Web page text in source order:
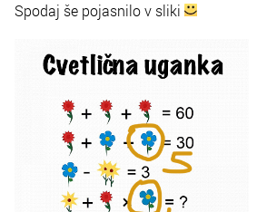
Spodaj še pojasnilo v sliki